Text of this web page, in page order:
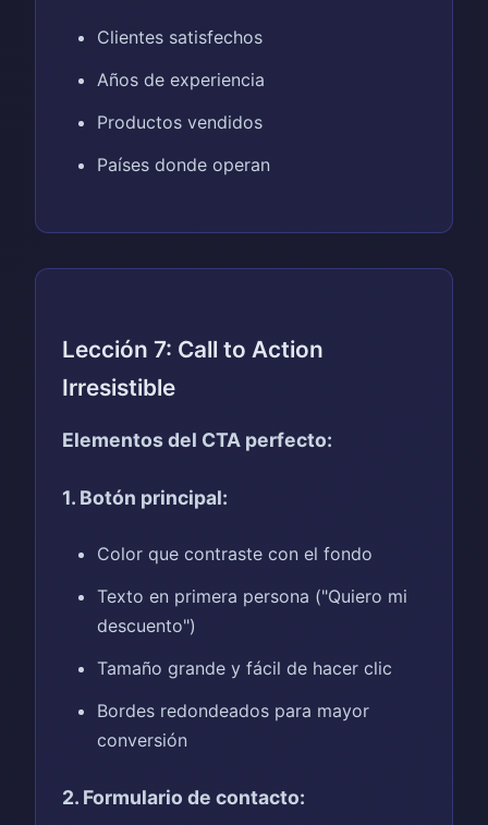
Clientes satisfechos
Años de experiencia
Productos vendidos
Países donde operan
Lección 7: Call to Action
Irresistible
Elementos del CTA perfecto:
1. Botón principal:
Color que contraste con el fondo
Texto en primera persona ("Quiero mi
descuento")
Tamaño grande y fácil de hacer clic
Bordes redondeados para mayor
conversión
2. Formulario de contacto: